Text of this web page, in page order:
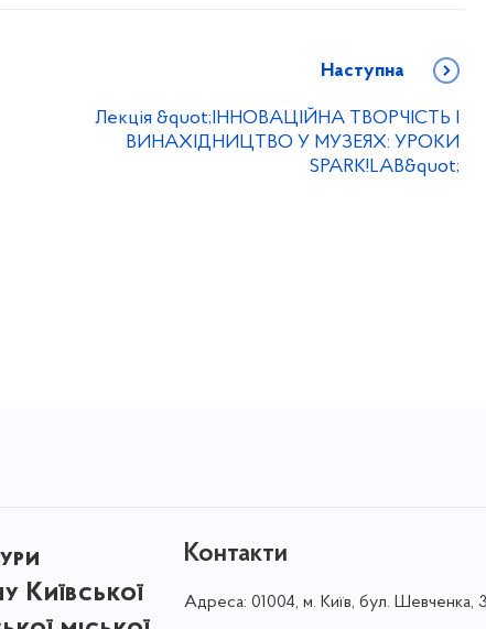
Наступна
Лекція &quot;ІННОВАЦІЙНА ТВОРЧІСТЬ І
ВИНАХІДНИЦТВО У МУЗЕЯХ: УРОКИ
SPARK!LAB&quot;
Київської
Контакти
Адреса: 01004, м. Київ, бул. Шевченка, 3